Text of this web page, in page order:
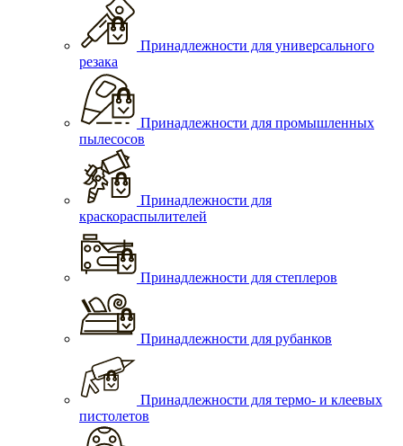
Принадлежности для универсального
резака
Принадлежности для промышленных
пылесосов
Принадлежности для
краскораспылителей
Принадлежности для степлеров
Принадлежности для рубанков
Принадлежности для термо- и клеевых
пистолетов